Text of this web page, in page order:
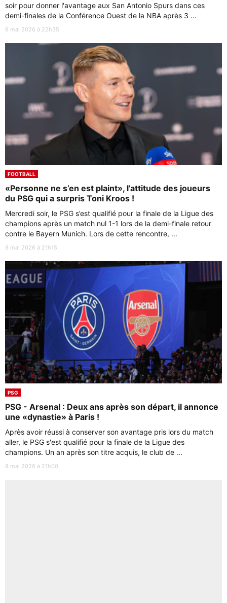
soir pour donner l'avantage aux San Antonio Spurs dans ces
demi-finales de la Conférence Ouest de la NBA après 3 ...
9 mai 2026 à 22h35
FOOTBALL
«Personne ne s’en est plaint», l’attitude des joueurs
du PSG qui a surpris Toni Kroos !
Mercredi soir, le PSG s’est qualifié pour la finale de la Ligue des
champions après un match nul 1-1 lors de la demi-finale retour
contre le Bayern Munich. Lors de cette rencontre, ...
8 mai 2026 à 21h15
PSG
PSG - Arsenal : Deux ans après son départ, il annonce
une «dynastie» à Paris !
Après avoir réussi à conserver son avantage pris lors du match
aller, le PSG s'est qualifié pour la finale de la Ligue des
champions. Un an après son titre acquis, le club de ...
8 mai 2026 à 21h00